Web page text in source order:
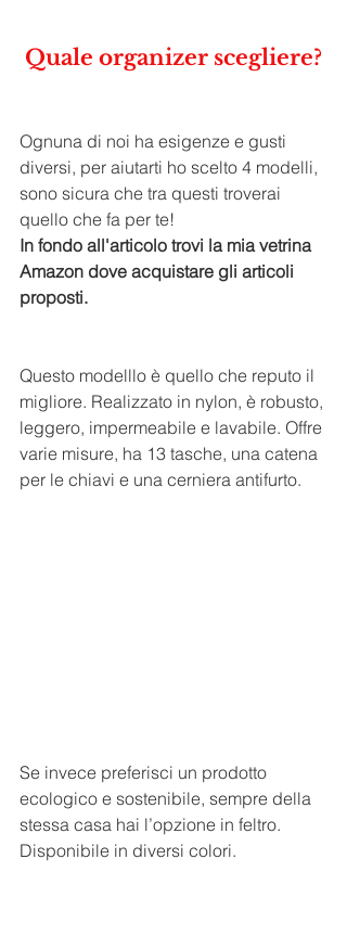
Quale organizer scegliere?
Ognuna di noi ha esigenze e gusti
diversi, per aiutarti ho scelto 4 modelli,
sono sicura che tra questi troverai
quello che fa per te!
In fondo all'articolo trovi la mia vetrina
Amazon dove acquistare gli articoli
proposti.
Questo modelllo è quello che reputo il
migliore. Realizzato in nylon, è robusto,
leggero, impermeabile e lavabile. Offre
varie misure, ha 13 tasche, una catena
per le chiavi e una cerniera antifurto.
Se invece preferisci un prodotto
ecologico e sostenibile, sempre della
stessa casa hai l’opzione in feltro.
Disponibile in diversi colori.